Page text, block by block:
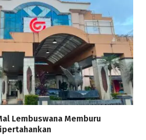
Lembuswana Memburu